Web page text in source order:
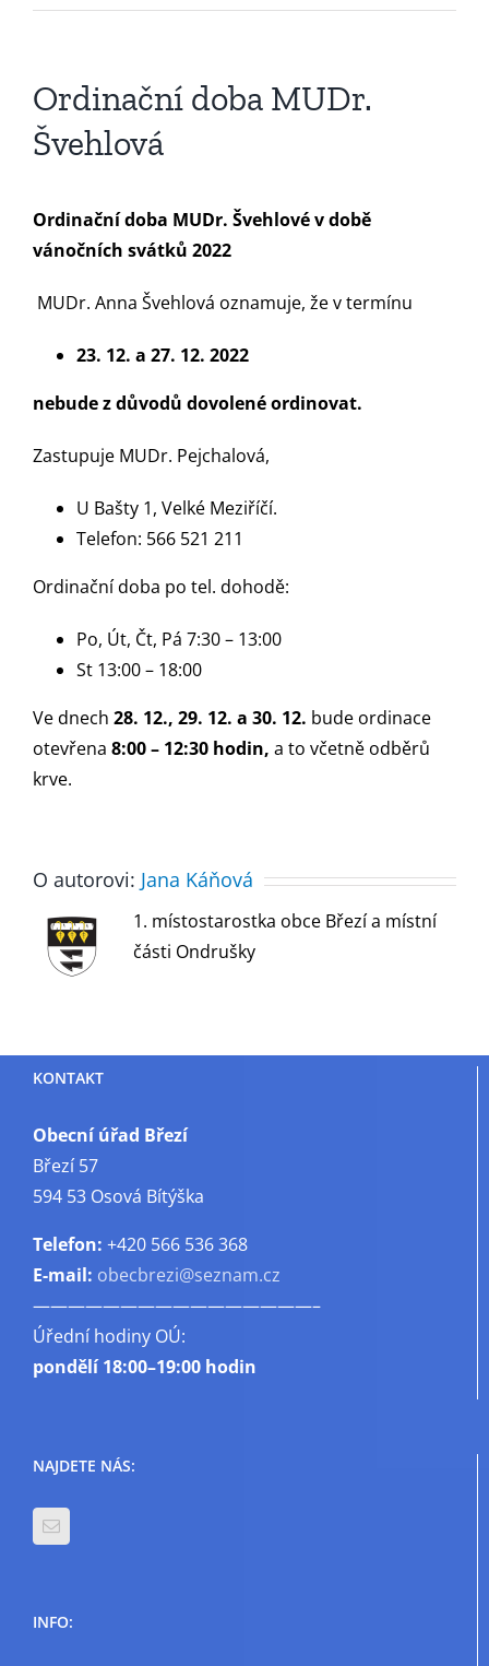
Ordinační doba MUDr.
Švehlová
Ordinační doba MUDr. Švehlové v době
vánočních svátků 2022
MUDr. Anna Švehlová oznamuje, že v termínu
23. 12. a 27. 12. 2022
nebude z důvodů dovolené ordinovat.
Zastupuje MUDr. Pejchalová,
U Bašty 1, Velké Meziříčí.
Telefon: 566 521 211
Ordinační doba po tel. dohodě:
Po, Út, Čt, Pá 7:30 – 13:00
St 13:00 – 18:00
Ve dnech 28. 12., 29. 12. a 30. 12. bude ordinace
otevřena 8:00 – 12:30 hodin, a to včetně odběrů
krve.
O autorovi: Jana Káňová
1. místostarostka obce Březí a místní
části Ondrušky
KONTAKT
Obecní úřad Březí
Březí 57
594 53 Osová Bítýška
Telefon: +420 566 536 368
E-mail: obecbrezi@seznam.cz
————————————————–
Úřední hodiny OÚ:
pondělí18:00–19:00 hodin
NAJDETE NÁS:
INFO: